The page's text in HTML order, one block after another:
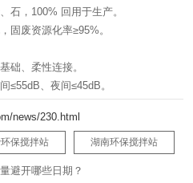
石，100% 回用于生产。
固废资源化率≥95%。
础、柔性连接。
≤55dB、夜间≤45dB。
news/230.html
保搅拌站 湖南环保搅拌站
避开哪些日期？